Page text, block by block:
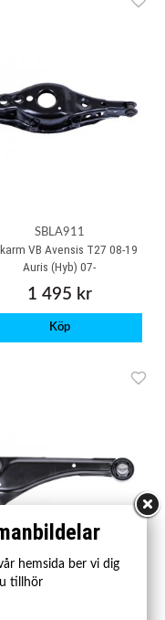
SBLA911
VB Avensis T27 08-19
Auris (Hyb) 07-
1 495 kr
Köp
hemsida ber vi dig
tillhör